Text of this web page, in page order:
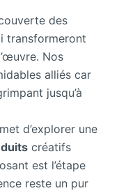
des
transformeront
Nos
alliés car
jusqu’à
d’explorer une
créatifs
est l’étape
reste un pur